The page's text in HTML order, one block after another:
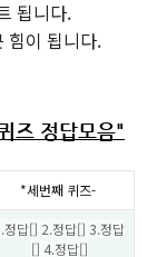
됩니다.
힘이 됩니다.
즈 정답모음"
*세번째 퀴즈-
정답[] 2.정답[] 3.정답
[] 4.정답[]